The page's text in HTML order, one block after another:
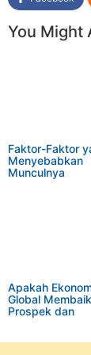
You Might
Faktor-Faktor
Menyebabkan
Munculnya
Apakah
Global
Prospek dan